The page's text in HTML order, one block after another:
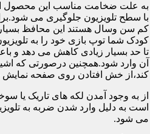
به علت ضخامت مناسب این محصول
با سطح تلویزیون جلوگیری می
کم سن وسال هستند این محافظ
کودک شما توپ بازی خود را به
تا حد بسیار زیادی کاهش می دهد و
آن وارد شود.همچنین درصورتی که
کند،از خش افتادن روی صفحه نمایش
از به وجود آمدن لکه های تاریک یا
است به دلیل وارد شدن ضربه به
می شود.